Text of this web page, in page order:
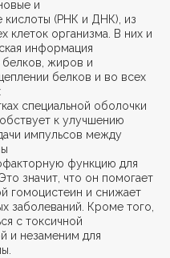
и
кислоты (РНК и ДНК), из
клеток организма. В них и
информация
белков, жиров и
белков и во всех
специальной оболочки
к улучшению
импульсов между
функцию для
значит, что он помогает
гомоцистеин и снижает
заболеваний. Кроме того,
с токсичной
и незаменим для